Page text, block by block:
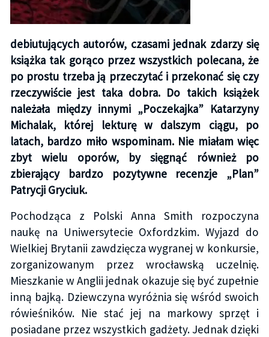
debiutujących autorów, czasami jednak zdarzy się
książka tak gorąco przez wszystkich polecana, że
po prostu trzeba ją przeczytać i przekonać się czy
rzeczywiście jest taka dobra. Do takich książek
należała między innymi „Poczekajka” Katarzyny
Michalak, której lekturę w dalszym ciągu, po
latach, bardzo miło wspominam. Nie miałam więc
zbyt wielu oporów, by sięgnąć również po
zbierający bardzo pozytywne recenzje „Plan”
Patrycji Gryciuk.
Pochodząca z Polski Anna Smith rozpoczyna
naukę na Uniwersytecie Oxfordzkim. Wyjazd do
Wielkiej Brytanii zawdzięcza wygranej w konkursie,
zorganizowanym przez wrocławską uczelnię.
Mieszkanie w Anglii jednak okazuje się być zupełnie
inną bajką. Dziewczyna wyróżnia się wśród swoich
rówieśników. Nie stać jej na markowy sprzęt i
posiadane przez wszystkich gadżety. Jednak dzięki